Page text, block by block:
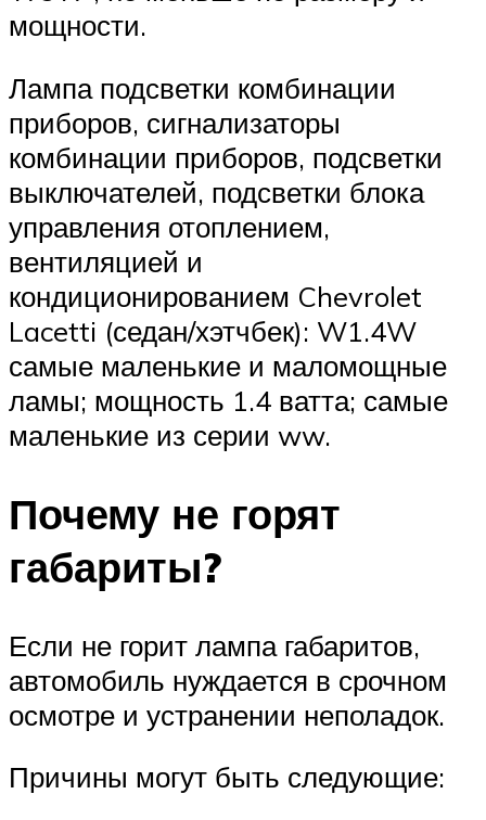
мощности.
Лампа подсветки комбинации
приборов, сигнализаторы
комбинации приборов, подсветки
выключателей, подсветки блока
управления отоплением,
вентиляцией и
кондиционированием Chevrolet
Lacetti (седан/хэтчбек): W1.4W
самые маленькие и маломощные
ламы; мощность 1.4 ватта; самые
маленькие из серии ww.
Почему не горят
габариты?
Если не горит лампа габаритов,
автомобиль нуждается в срочном
осмотре и устранении неполадок.
Причины могут быть следующие: